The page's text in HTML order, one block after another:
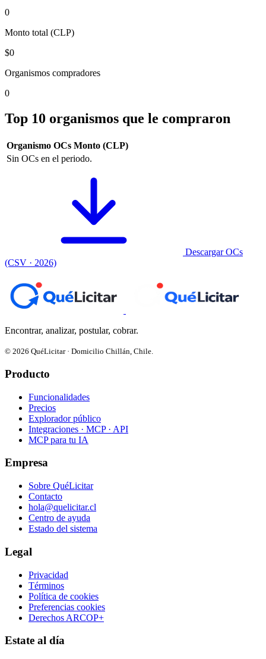
0
Monto total (CLP)
$0
Organismos compradores
0
Top 10 organismos que le compraron
Organismo OCs Monto (CLP)
Sin OCs en el periodo.
Descargar OCs
(CSV · 2026)
Encontrar, analizar, postular, cobrar.
© 2026 QuéLicitar · Domicilio Chillán, Chile.
Producto
Funcionalidades
Precios
Explorador público
Integraciones · MCP · API
MCP para tu IA
Empresa
Sobre QuéLicitar
Contacto
hola@quelicitar.cl
Centro de ayuda
Estado del sistema
Legal
Privacidad
Términos
Política de cookies
Preferencias cookies
Derechos ARCOP+
Estate al día